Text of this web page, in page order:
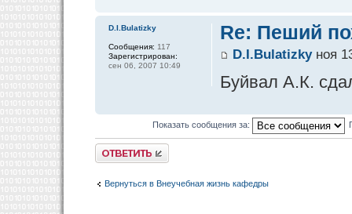
Re: Пеший
D.I.Bulatizkyноя
Буйвал А.К.
D.I.Bulatizky
Сообщения: 117
Зарегистрирован:
сен 06, 2007 10:49
Показать сообщения за:
Ответить
Вернуться в Внеучебная жизнь кафедры